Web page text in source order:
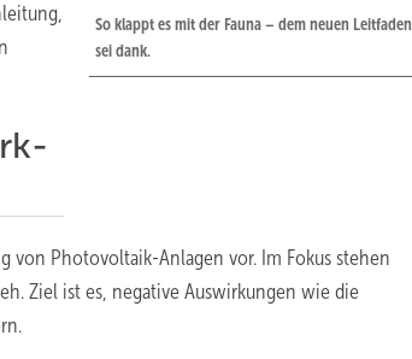
So klappt es mit der Fauna – dem neuen Leitfaden
sei dank.
von Photovoltaik-Anlagen vor. Im Fokus stehen
Ziel ist es, negative Auswirkungen wie die